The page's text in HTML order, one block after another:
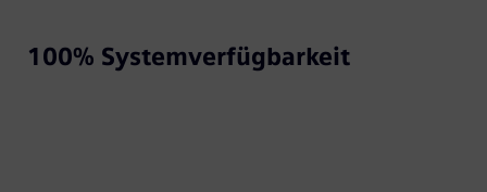
100% Systemverfügbarkeit